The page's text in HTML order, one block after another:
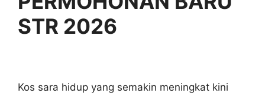
STR 2026
Kos sara hidup yang semakin meningkat kini